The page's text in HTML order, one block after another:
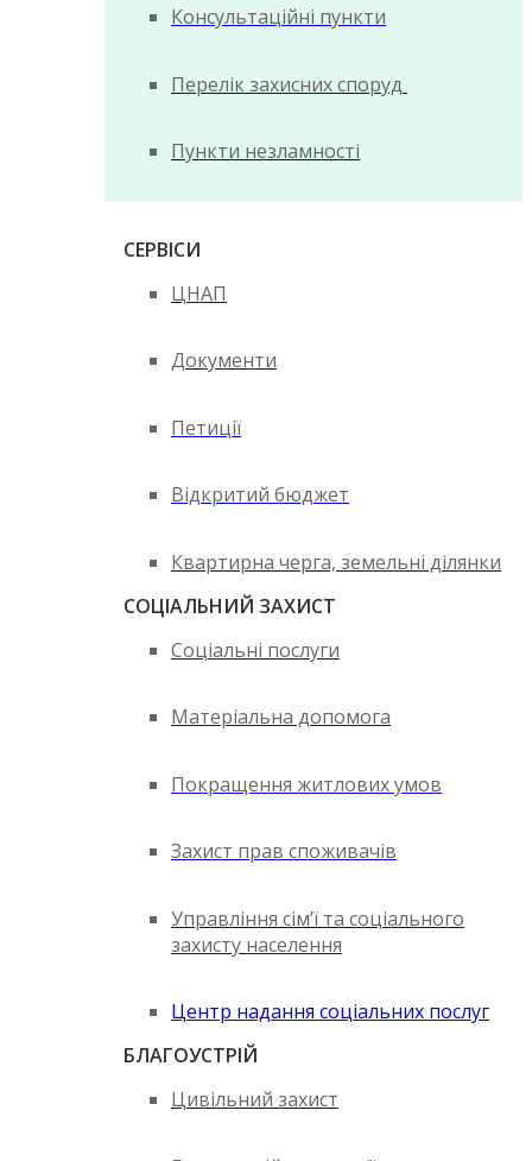
Консультаційні пункти
Перелік захисних споруд
Пункти незламності
СЕРВІСИ
ЦНАП
Документи
Петиції
Відкритий бюджет
Квартирна черга, земельні ділянки
СОЦІАЛЬНИЙ ЗАХИСТ
Соціальні послуги
Матеріальна допомога
Покращення житлових умов
Захист прав споживачів
Управління сім’ї та соціального
захисту населення
Центр надання соціальних послуг
БЛАГОУСТРІЙ
Цивільний захист